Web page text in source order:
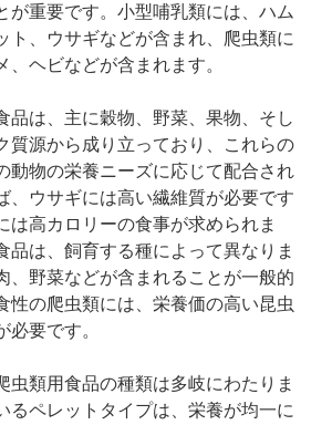
が重要です。小型哺乳類には、ハム
ト、ウサギなどが含まれ、爬虫類に
、ヘビなどが含まれます。
品は、主に穀物、野菜、果物、そし
質源から成り立っており、これらの
動物の栄養ニーズに応じて配合され
、ウサギには高い繊維質が必要です
は高カロリーの食事が求められま
品は、飼育する種によって異なりま
、野菜などが含まれることが一般的
性の爬虫類には、栄養価の高い昆虫
要です。
虫類用食品の種類は多岐にわたりま
るペレットタイプは、栄養が均一に